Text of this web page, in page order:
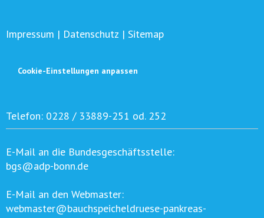
Impressum | Datenschutz | Sitemap
Cookie-Einstellungen anpassen
Telefon: 0228 / 33889-251 od. 252
E-Mail an die Bundesgeschäftsstelle:
bgs@adp-bonn.de
E-Mail an den Webmaster:
webmaster@bauchspeicheldruese-pankreas-